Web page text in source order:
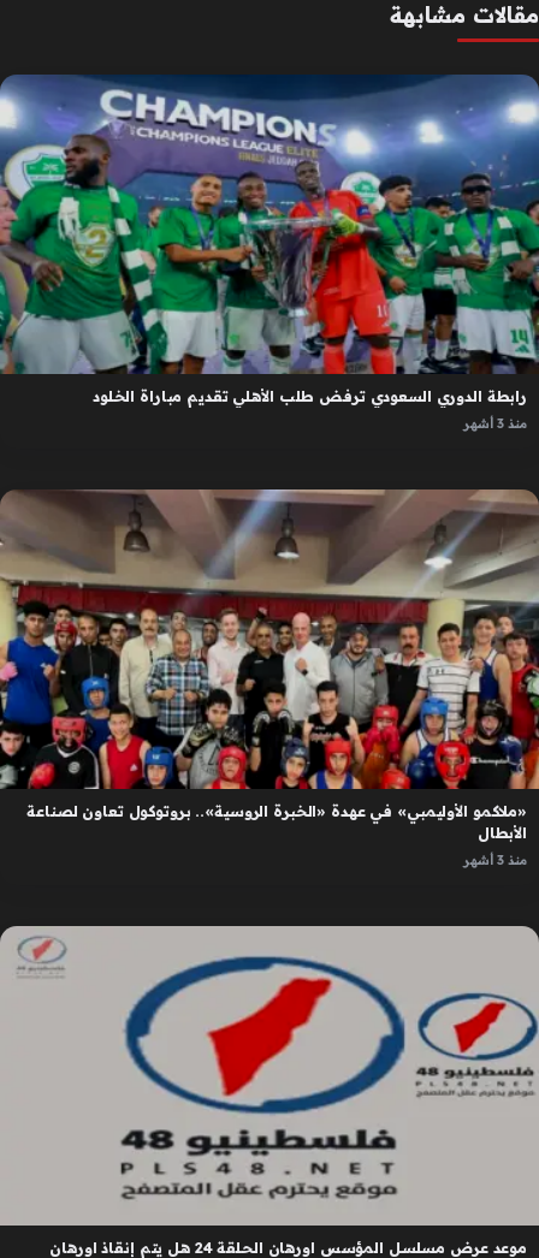
مقالات مشابهة
رابطة الدوري السعودي ترفض طلب الأهلي تقديم مباراة الخلود
منذ 3 أشهر
«ملاكمو الأوليمبي» في عهدة «الخبرة الروسية».. بروتوكول تعاون لصناعة
الأبطال
منذ 3 أشهر
موعد عرض مسلسل المؤسس اورهان الحلقة 24 هل يتم إنقاذ اورهان